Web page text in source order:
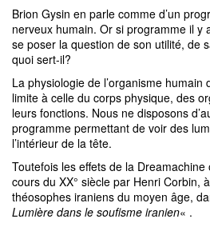
Brion Gysin en parle comme d’un
nerveux humain. Or si programme il y
se poser la question de son utilité, de
quoi sert-il?
La physiologie de l’organisme humain
limite à celle du corps physique, des
leurs fonctions. Nous ne disposons
programme permettant de voir des
l’intérieur de la tête.
Toutefois les effets de la
cours du XX° siècle par Henri Corbin,
théosophes iraniens du moyen âge,
Lumière dans le soufisme iranien« .